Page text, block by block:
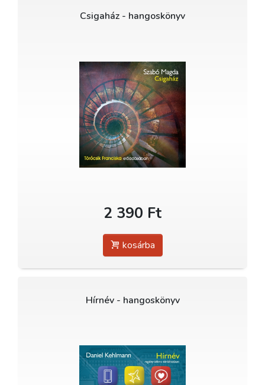
Csigaház - hangoskönyv
2 390 Ft
kosárba
Hírnév - hangoskönyv